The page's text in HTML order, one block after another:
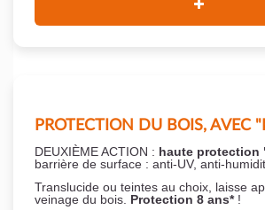
PROTECTION DU BOIS, AVEC
DEUXIÈME ACTION : haute protection
barrière de surface : anti-UV, anti-
Translucide ou teintes au choix, laisse
veinage du bois. Protection 8 ans*!